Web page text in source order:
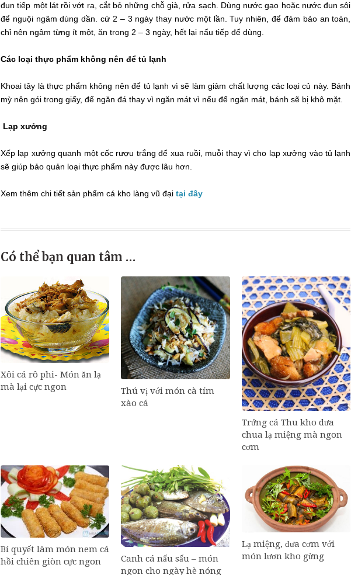
đun tiếp một lát rồi vớt ra, cắt bỏ những chỗ già, rửa sạch. Dùng nước gạo hoặc nước đun sôi
để nguội ngâm dùng dần. cứ 2 – 3 ngày thay nước một lần. Tuy nhiên, để đảm bảo an toàn,
chỉ nên ngâm từng ít một, ăn trong 2 – 3 ngày, hết lại nấu tiếp để dùng.
Các loại thực phẩm không nên để tủ lạnh
Khoai tây là thực phẩm không nên để tủ lạnh vì sẽ làm giảm chất lượng các loại củ này. Bánh
mỳ nên gói trong giấy, để ngăn đá thay vì ngăn mát vì nếu để ngăn mát, bánh sẽ bị khô mặt.
Lạp xưởng
Xếp lạp xưởng quanh một cốc rượu trắng để xua ruồi, muỗi thay vì cho lạp xưởng vào tủ lạnh
sẽ giúp bảo quản loại thực phẩm này được lâu hơn.
Xem thêm chi tiết sản phẩm cá kho làng vũ đại tại đây
Có thể bạn quan tâm …
Xôi cá rô phi- Món ăn lạ
mà lại cực ngon
Thú vị với món cà tím
xào cá
Trứng cá Thu kho dưa
chua lạ miệng mà ngon
cơm
Bí quyết làm món nem cá
hồi chiên giòn cực ngon
Canh cá nấu sấu – món
ngon cho ngày hè nóng
Lạ miệng, đưa cơm với
món lươn kho gừng